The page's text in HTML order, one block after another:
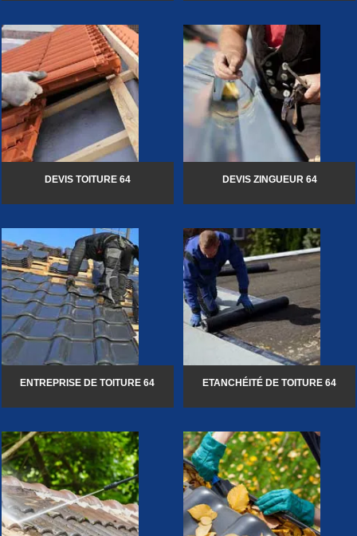
DEVIS TOITURE 64 DEVIS ZINGUEUR 64
ENTREPRISE DE TOITURE 64 ETANCHÉITÉ DE TOITURE 64